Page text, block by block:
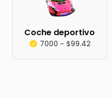
Coche deportivo
7000 ~ $99.42